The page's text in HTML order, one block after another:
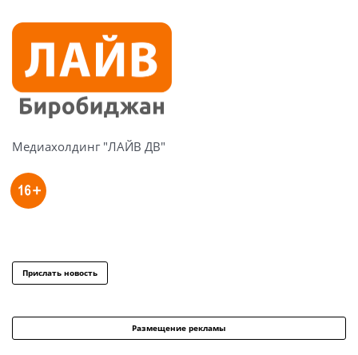
Медиахолдинг "ЛАЙВ ДВ"
Прислать новость
Размещение рекламы